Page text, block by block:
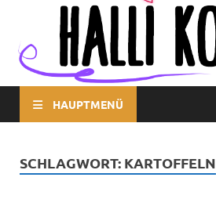
HAUPTMENÜ
SCHLAGWORT: KARTOFFELN